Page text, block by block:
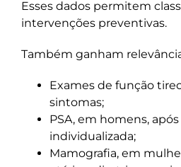
Esses dados permitem
intervenções preventivas.
Também ganham
Exames de função
sintomas;
PSA, em homens,
individualizada;
Mamografia, em